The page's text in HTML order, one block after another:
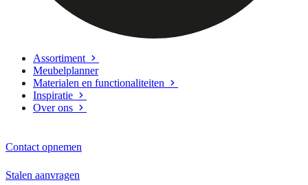
Assortiment
Meubelplanner
Materialen en functionaliteiten
Inspiratie
Over ons
Contact opnemen
Stalen aanvragen